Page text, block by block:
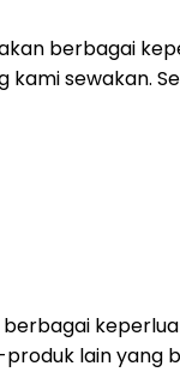
berbagai
sewakan.
lain yang